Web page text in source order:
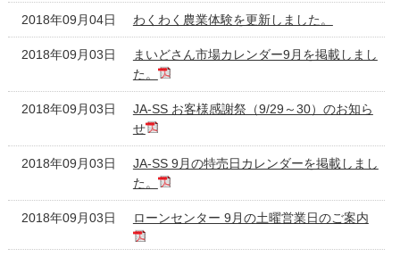
2018年09月04日 わくわく農業体験を更新しました。
2018年09月03日
まいどさん市場カレンダー9月を掲載しまし
た。
2018年09月03日
JA-SS お客様感謝祭（9/29～30）のお知ら
せ
2018年09月03日
JA-SS 9月の特売日カレンダーを掲載しまし
た。
2018年09月03日 ローンセンター 9月の土曜営業日のご案内